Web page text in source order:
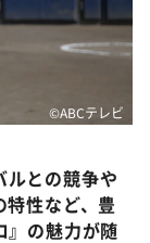
©ABCテレビ
との競争や
性など、豊
』の魅力が随